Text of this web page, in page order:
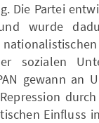
Die Partei
und wurde
sozialen
gewann an
Einfluss